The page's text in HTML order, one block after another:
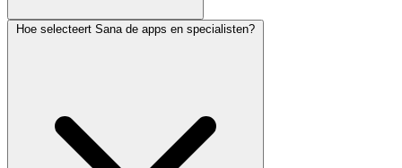
Hoe selecteert Sana de apps en specialisten?